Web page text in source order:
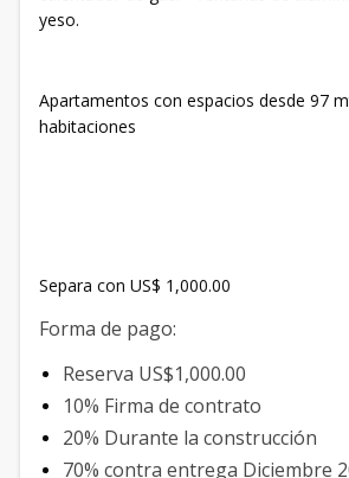
yeso.
Apartamentos con espacios desde 97
habitaciones
Separa con US$ 1,000.00
Forma de pago:
Reserva US$1,000.00
10% Firma de contrato
20% Durante la construcción
70% contra entrega Diciembre